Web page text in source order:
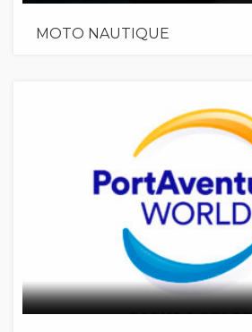
MOTO NAUTIQUE